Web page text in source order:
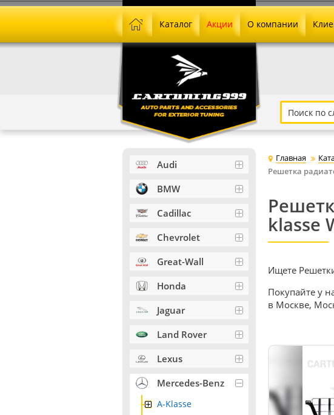
Каталог Акции О компании
Главная
Решетка
klasse
Ищете
Покупайте у
в Москве,
Audi
BMW
Cadillac
Chevrolet
Great-Wall
Honda
Jaguar
Land Rover
Lexus
Mercedes-Benz
A-Klasse